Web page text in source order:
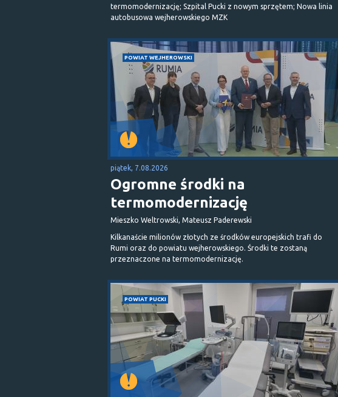
termomodernizację; Szpital Pucki z nowym sprzętem; Nowa linia
autobusowa wejherowskiego MZK
POWIAT WEJHEROWSKI
piątek, 7.08.2026
Ogromne środki na
termomodernizację
Mieszko Weltrowski, Mateusz Paderewski
Kilkanaście milionów złotych ze środków europejskich trafi do
Rumi oraz do powiatu wejherowskiego. Środki te zostaną
przeznaczone na termomodernizację.
POWIAT PUCKI